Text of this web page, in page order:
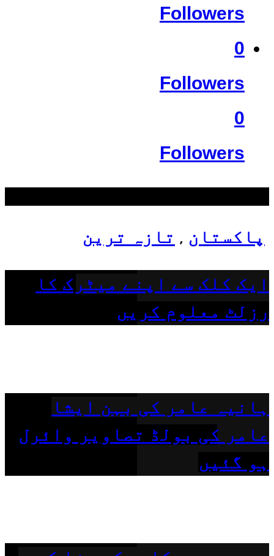
Followers
0
Followers
0
Followers
پاکستان , تازہ ترین
ایک کلک سے اپنے میٹرک کا
رزلٹ معلوم کریں
ہانیہ عامر کی بہن ایشا
عامر کی بولڈ تصاویر وائرل
ہو گئیں